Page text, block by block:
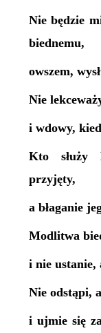
Nie będzie
biednemu,
owszem,
Nie
i wdowy,
Kto służy
przyjęty,
a błaganie
Modlitwa
i nie ustanie,
Nie odstąpi,
i ujmie się